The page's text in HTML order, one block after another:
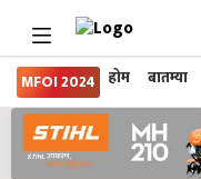
MFOI 2024 होम बातम्या